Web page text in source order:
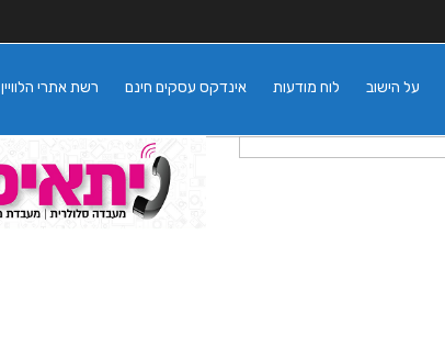
רשת אתרי הלוויין אינדקס עסקים חינם לוח מודעות על הישוב